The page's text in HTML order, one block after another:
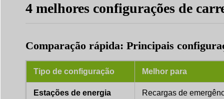
4 melhores configurações de
Comparação rápida: Principais
Tipo de configuração Melhor para
Estações de energia
Recargas de